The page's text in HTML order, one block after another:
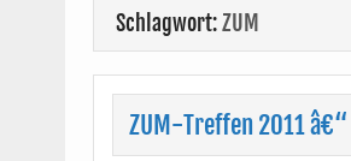
Schlagwort:ZUM
ZUM-Treffen 2011